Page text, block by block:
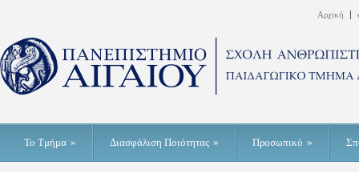
Αρχική
Το Τμήμα » Διασφάλιση Ποιότητας » Προσωπικό »